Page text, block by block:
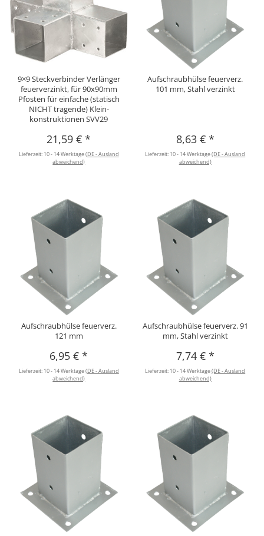
9×9 Steckverbinder Verlänger
feuerverzinkt, für 90x90mm
Pfosten für einfache (statisch
NICHT tragende) Klein-
konstruktionen SVV29
21,59 €*
Lieferzeit: 10 - 14 Werktage(DE - Ausland
abweichend)
Aufschraubhülse feuerverz.
101 mm, Stahl verzinkt
8,63 € *
Lieferzeit: 10 - 14 Werktage(DE - Ausland
abweichend)
Aufschraubhülse feuerverz.
121 mm
6,95 €*
Lieferzeit: 10 - 14 Werktage(DE - Ausland
abweichend)
Aufschraubhülse feuerverz. 91
mm, Stahl verzinkt
7,74 € *
Lieferzeit: 10 - 14 Werktage(DE - Ausland
abweichend)